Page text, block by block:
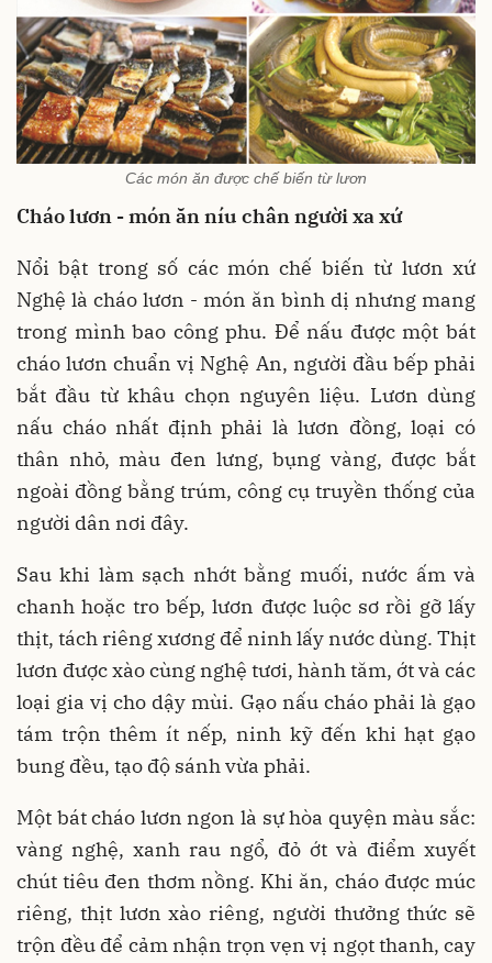
Các món ăn được chế biến từ lươn
Cháo lươn - món ăn níu chân người xa xứ
Nổi bật trong số các món chế biến từ lươn xứ
Nghệ là cháo lươn - món ăn bình dị nhưng mang
trong mình bao công phu. Để nấu được một bát
cháo lươn chuẩn vị Nghệ An, người đầu bếp phải
bắt đầu từ khâu chọn nguyên liệu. Lươn dùng
nấu cháo nhất định phải là lươn đồng, loại có
thân nhỏ, màu đen lưng, bụng vàng, được bắt
ngoài đồng bằng trúm, công cụ truyền thống của
người dân nơi đây.
Sau khi làm sạch nhớt bằng muối, nước ấm và
chanh hoặc tro bếp, lươn được luộc sơ rồi gỡ lấy
thịt, tách riêng xương để ninh lấy nước dùng. Thịt
lươn được xào cùng nghệ tươi, hành tăm, ớt và các
loại gia vị cho dậy mùi. Gạo nấu cháo phải là gạo
tám trộn thêm ít nếp, ninh kỹ đến khi hạt gạo
bung đều, tạo độ sánh vừa phải.
Một bát cháo lươn ngon là sự hòa quyện màu sắc:
vàng nghệ, xanh rau ngổ, đỏ ớt và điểm xuyết
chút tiêu đen thơm nồng. Khi ăn, cháo được múc
riêng, thịt lươn xào riêng, người thưởng thức sẽ
trộn đều để cảm nhận trọn vẹn vị ngọt thanh, cay